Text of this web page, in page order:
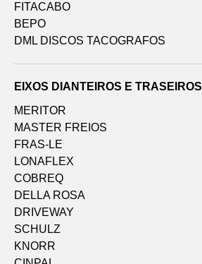
FITACABO
BEPO
DML DISCOS TACOGRAFOS
EIXOS DIANTEIROS E TRASEIROS
MERITOR
MASTER FREIOS
FRAS-LE
LONAFLEX
COBREQ
DELLA ROSA
DRIVEWAY
SCHULZ
KNORR